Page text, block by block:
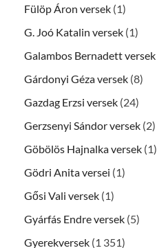
Fülöp Áron versek (1)
G. Joó Katalin versek (1)
Galambos Bernadett versek
Gárdonyi Géza versek (8)
Gazdag Erzsi versek (24)
Gerzsenyi Sándor versek (2)
Göbölös Hajnalka versek (1)
Gödri Anita versei (1)
Gősi Vali versek (1)
Gyárfás Endre versek (5)
Gyerekversek (1 351)